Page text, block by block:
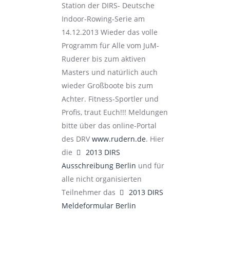
Station der DIRS- Deutsche
Indoor-Rowing-Serie am
14.12.2013 Wieder das volle
Programm für Alle vom JuM-
Ruderer bis zum aktiven
Masters und natürlich auch
wieder Großboote bis zum
Achter. Fitness-Sportler und
Profis, traut Euch!!! Meldungen
bitte über das online-Portal
des DRV www.rudern.de. Hier
die
default
2013 DIRS
Ausschreibung Berlin und für
alle nicht organisierten
Teilnehmer das
default
2013 DIRS
Meldeformular Berlin